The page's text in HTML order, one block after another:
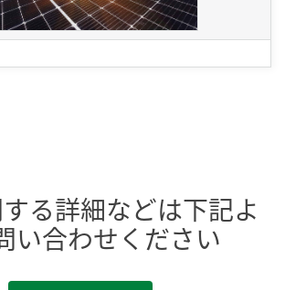
る詳細などは下記よ
い合わせください